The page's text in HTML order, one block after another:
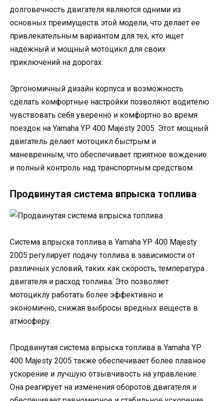
долговечность двигателя являются одними из
основных преимуществ этой модели, что делает ее
привлекательным вариантом для тех, кто ищет
надежный и мощный мотоцикл для своих
приключений на дорогах.
Эргономичный дизайн корпуса и возможность
сделать комфортные настройки позволяют водителю
чувствовать себя уверенно и комфортно во время
поездок на Yamaha YP 400 Majesty 2005. Этот мощный
двигатель делает мотоцикл быстрым и
маневренным, что обеспечивает приятное вождение
и полный контроль над транспортным средством.
Продвинутая система впрыска топлива
Система впрыска топлива в Yamaha YP 400 Majesty
2005 регулирует подачу топлива в зависимости от
различных условий, таких как скорость, температура
двигателя и расход топлива. Это позволяет
мотоциклу работать более эффективно и
экономично, снижая выбросы вредных веществ в
атмосферу.
Продвинутая система впрыска топлива в Yamaha YP
400 Majesty 2005 также обеспечивает более плавное
ускорение и лучшую отзывчивость на управление.
Она реагирует на изменения оборотов двигателя и